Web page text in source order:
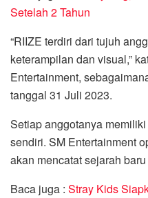
Setelah 2 Tahun
“RIIZE terdiri dari tujuh
keterampilan dan visual,”
Entertainment,
tanggal 31 Juli 2023.
Setiap anggotanya
sendiri. SM Entertainment
akan mencatat sejarah
Baca juga : Stray Kids